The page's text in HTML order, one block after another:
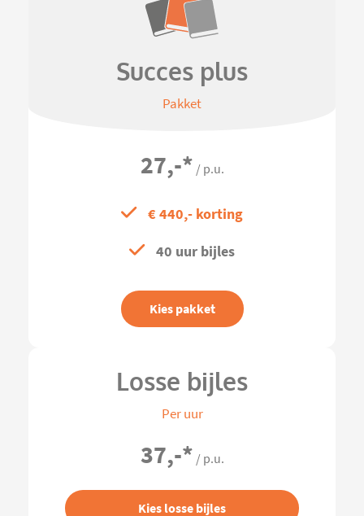
Succes plus
Pakket
27,-* / p.u.
€ 440,- korting
40 uur bijles
Kies pakket
Losse bijles
Per uur
37,-* / p.u.
Kies losse bijles